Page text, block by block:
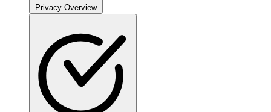
Privacy Overview